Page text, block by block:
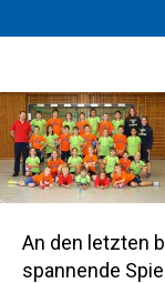
An den letzten
spannende